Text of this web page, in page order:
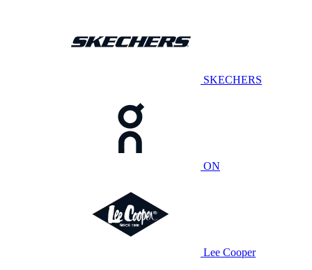
SKECHERS
ON
Lee Cooper